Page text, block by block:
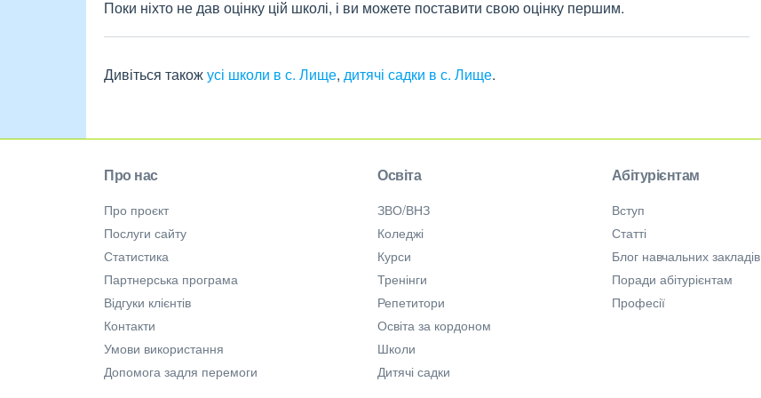
Поки ніхто не дав оцінку цій школі, і ви можете поставити свою оцінку першим.
Дивіться такожусі школи в с. Лище, дитячі садки в с. Лище.
Про нас
Про проєкт
Послуги сайту
Статистика
Партнерська програма
Відгуки клієнтів
Контакти
Умови використання
Допомога задля перемоги
Освіта
ЗВО/ВНЗ
Коледжі
Курси
Тренінги
Репетитори
Освіта за кордоном
Школи
Дитячі садки
Абітурієнтам
Вступ
Статті
Блог навчальних закладів
Поради абітурієнтам
Професії